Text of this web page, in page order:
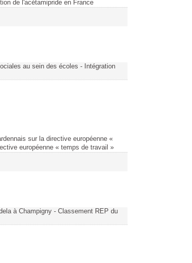
de l'acétamipride en France
au sein des écoles - Intégration
sur la directive européenne «
européenne « temps de travail »
à Champigny - Classement REP du